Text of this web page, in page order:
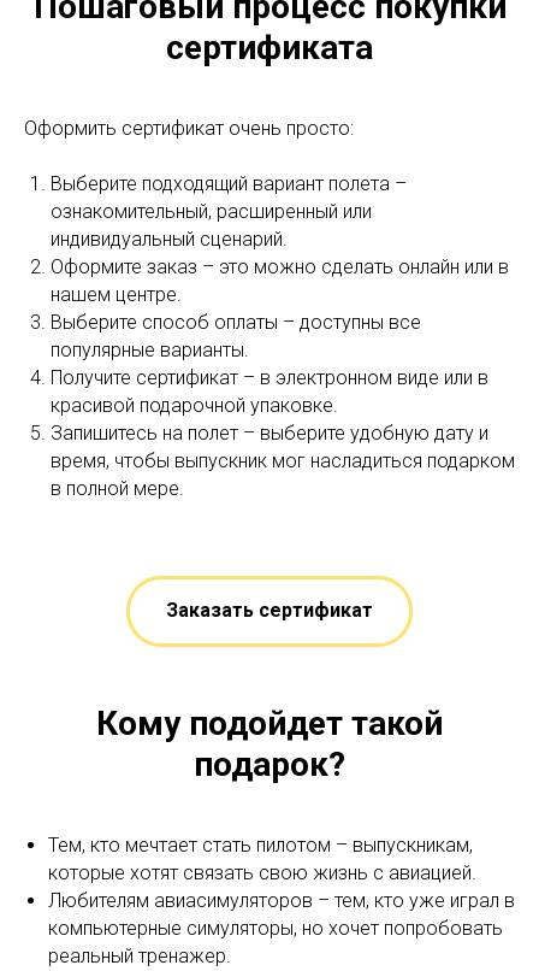
сертификата
Оформить сертификат очень просто:
Выберите подходящий вариант полета –
ознакомительный, расширенный или
индивидуальный сценарий.
Оформите заказ – это можно сделать онлайн или в
нашем центре.
Выберите способ оплаты – доступны все
популярные варианты.
Получите сертификат – в электронном виде или в
красивой подарочной упаковке.
Запишитесь на полет – выберите удобную дату и
время, чтобы выпускник мог насладиться подарком
в полной мере.
Заказать сертификат
Кому подойдет такой
подарок?
Тем, кто мечтает стать пилотом – выпускникам,
которые хотят связать свою жизнь с авиацией.
Любителям авиасимуляторов – тем, кто уже играл в
компьютерные симуляторы, но хочет попробовать
реальный тренажер.